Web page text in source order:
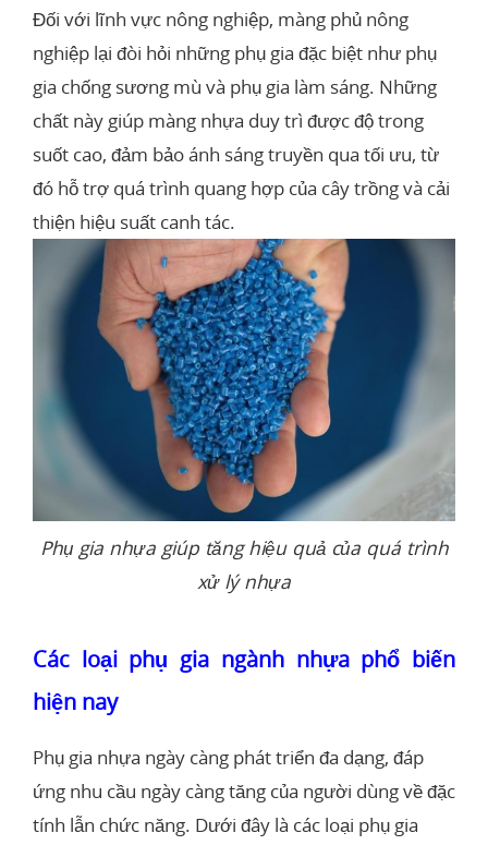
Đối với lĩnh vực nông nghiệp, màng phủ nông
nghiệp lại đòi hỏi những phụ gia đặc biệt như phụ
gia chống sương mù và phụ gia làm sáng. Những
chất này giúp màng nhựa duy trì được độ trong
suốt cao, đảm bảo ánh sáng truyền qua tối ưu, từ
đó hỗ trợ quá trình quang hợp của cây trồng và cải
thiện hiệu suất canh tác.
Phụ gia nhựa giúp tăng hiệu quả của quá trình
xử lý nhựa
Các loại phụ gia ngành nhựa phổ biến
hiện nay
Phụ gia nhựa ngày càng phát triển đa dạng, đáp
ứng nhu cầu ngày càng tăng của người dùng về đặc
tính lẫn chức năng. Dưới đây là các loại phụ gia